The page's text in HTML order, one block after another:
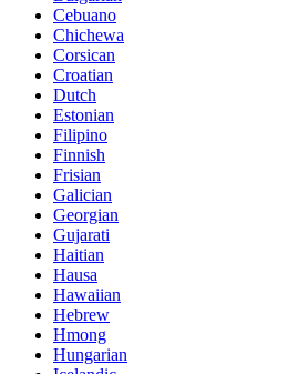
Cebuano
Chichewa
Corsican
Croatian
Dutch
Estonian
Filipino
Finnish
Frisian
Galician
Georgian
Gujarati
Haitian
Hausa
Hawaiian
Hebrew
Hmong
Hungarian